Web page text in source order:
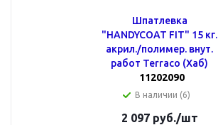
Шпатлевка
"HANDYCOAT FIT" 15 кг.
акрил./полимер. внут.
работ Terraco (Хаб)
11202090
В наличии (6)
2 097руб./шт